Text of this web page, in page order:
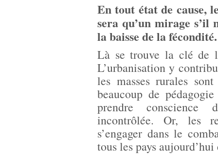
En tout état de cause,
sera qu’un mirage s’il
la baisse de la fécondité.
Là se trouve la clé de
L’urbanisation y
les masses rurales
beaucoup de
prendre conscience
incontrôlée. Or, les
s’engager dans le
tous les pays aujourd’hui